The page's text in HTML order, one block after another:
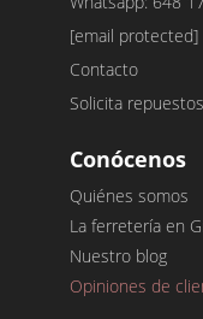
[email protected]
Contacto
Solicita repuestos
Conócenos
Quiénes somos
La ferretería en
Nuestro blog
Opiniones de